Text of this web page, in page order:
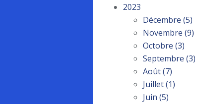
2023
Décembre (5)
Novembre (9)
Octobre (3)
Septembre (3)
Août(7)
Juillet(1)
Juin (5)